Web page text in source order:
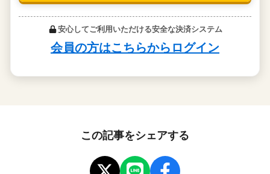
この記事をシェアする